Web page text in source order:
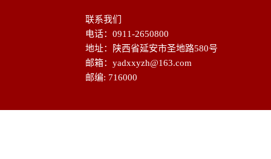
联系我们
电话：0911-2650800
地址：陕西省延安市圣地路580号
邮箱：yadxxyzh@163.com
邮编: 716000